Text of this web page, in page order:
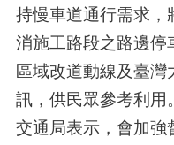
持慢車道通行需求，
消施工路段之路邊停
區域改道動線及臺灣
訊，供民眾參考利用。
交通局表示，會加強